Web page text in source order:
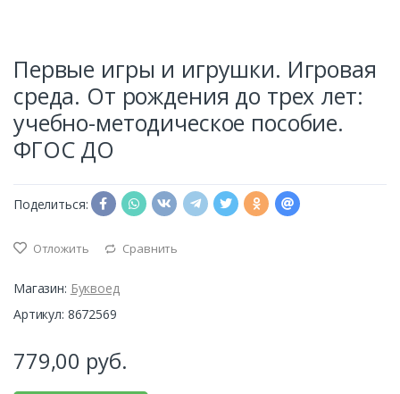
Первые игры и игрушки. Игровая
среда. От рождения до трех лет:
учебно-методическое пособие.
ФГОС ДО
Поделиться:
Отложить Сравнить
Магазин: Буквоед
Артикул: 8672569
779,00 руб.